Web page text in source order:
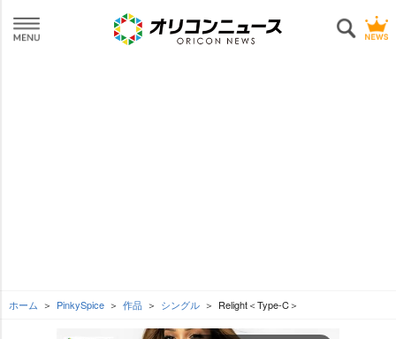
ホーム PinkySpice 作品 シングル Relight＜Type-C＞